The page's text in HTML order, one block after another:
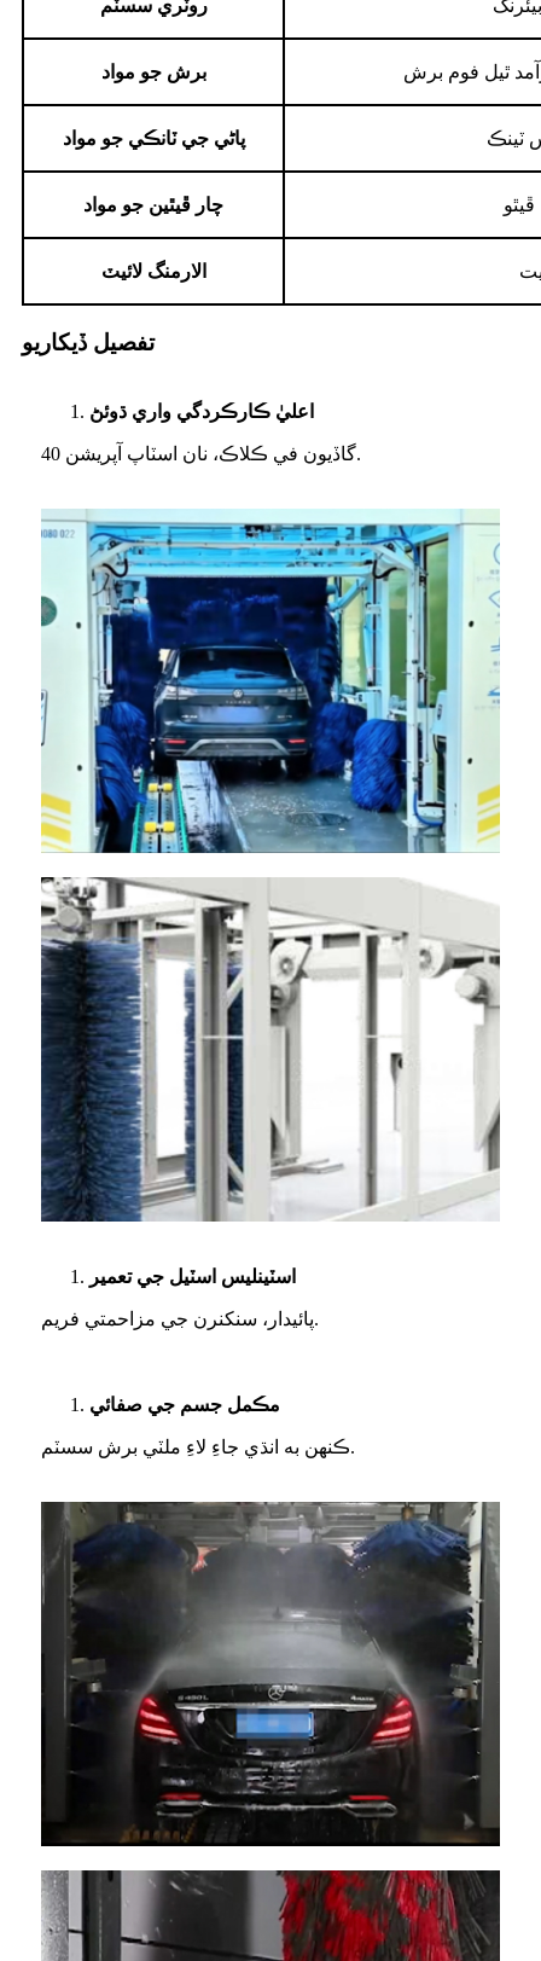
روٽري سسٽم
برش جو مواد ٿيل فوم برش
پاڻي جي ٽانڪي جو مواد ٽينڪ
چار ڦيٿين جو مواد ڦيٿو
الارمنگ لائيٽ
تفصيل ڏيکاريو
اعليٰ ڪارڪردگي واري ڌوئڻ
40 گاڏيون في ڪلاڪ، نان اسٽاپ آپريشن.
اسٽينلیس اسٽيل جي تعمير
پائيدار، سنکنرن جي مزاحمتي فريم.
مڪمل جسم جي صفائي
ڪنهن به انڌي جاءِ لاءِ ملٽي برش سسٽم.